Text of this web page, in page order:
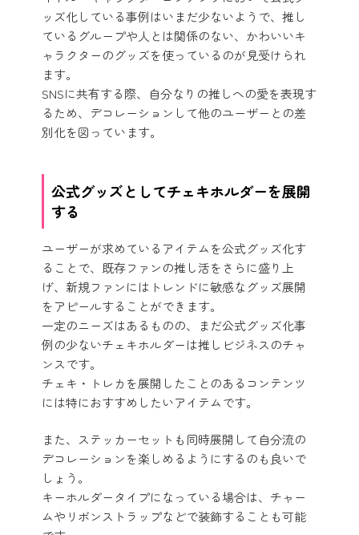
ッズ化している事例はいまだ少ないようで、推し
ているグループや人とは関係のない、かわいいキ
ャラクターのグッズを使っているのが見受けられ
ます。
SNSに共有する際、自分なりの推しへの愛を表現す
るため、デコレーションして他のユーザーとの差
別化を図っています。
公式グッズとしてチェキホルダーを展開
する
ユーザーが求めているアイテムを公式グッズ化す
ることで、既存ファンの推し活をさらに盛り上
げ、新規ファンにはトレンドに敏感なグッズ展開
をアピールすることができます。
一定のニーズはあるものの、まだ公式グッズ化事
例の少ないチェキホルダーは推しビジネスのチャ
ンスです。
チェキ・トレカを展開したことのあるコンテンツ
には特におすすめしたいアイテムです。
また、ステッカーセットも同時展開して自分流の
デコレーションを楽しめるようにするのも良いで
しょう。
キーホルダータイプになっている場合は、チャー
ムやリボンストラップなどで装飾することも可能